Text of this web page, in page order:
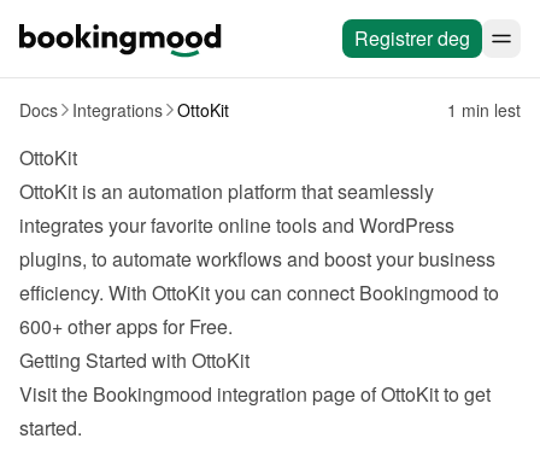
Registrer deg
Docs Integrations OttoKit 1 min lest
OttoKit
OttoKit is an automation platform that seamlessly
integrates your favorite online tools and WordPress
plugins, to automate workflows and boost your business
efficiency. With OttoKit you can connect Bookingmood to
600+ other apps for Free.
Getting Started with OttoKit
Visit the Bookingmood integration page of OttoKit to get
started.